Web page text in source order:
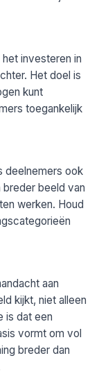
investeren in
Het doel is
kunt
toegankelijk
deelnemers ook
beeld van
werken. Houd
aan
kijkt, niet alleen
is dat een
vormt om vol
breder dan